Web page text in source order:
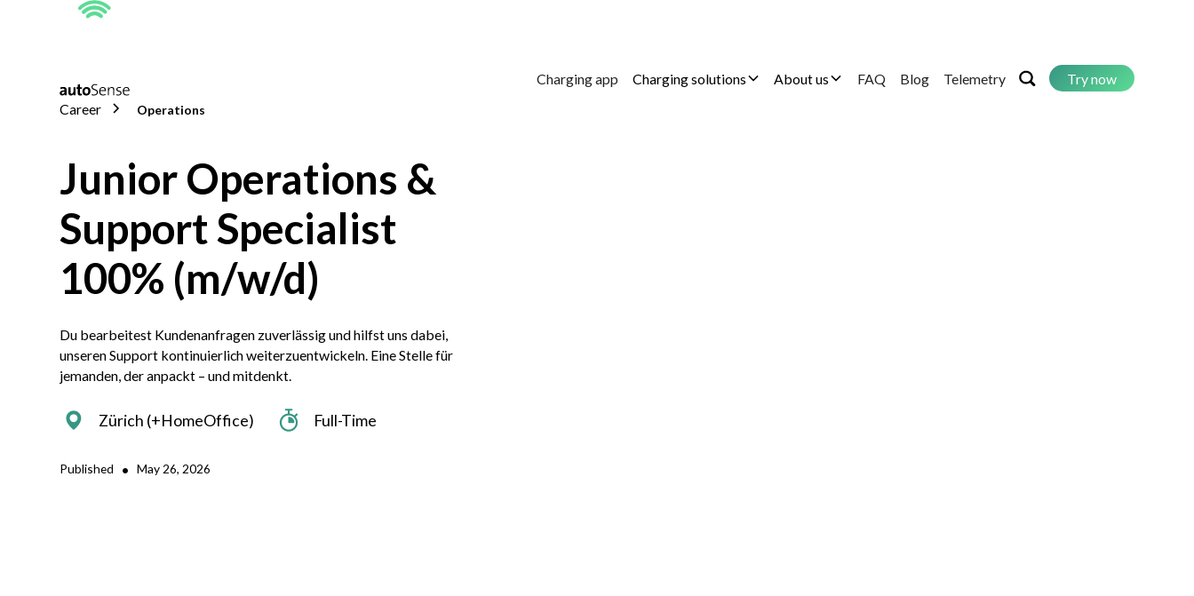
Charging app Charging solutions About us FAQ Blog Telemetry
Try now
Career
Operations
Junior Operations &
Support Specialist
100% (m/w/d)
Du bearbeitest Kundenanfragen zuverlässig und hilfst uns dabei,
unseren Support kontinuierlich weiterzuentwickeln. Eine Stelle für
jemanden, der anpackt – und mitdenkt.
Zürich (+HomeOffice) Full-Time
Published • May 26, 2026